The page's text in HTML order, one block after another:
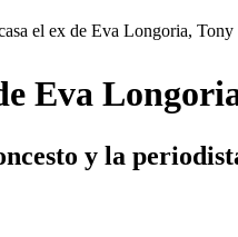
el ex de Eva Longoria, Tony
Eva
y la